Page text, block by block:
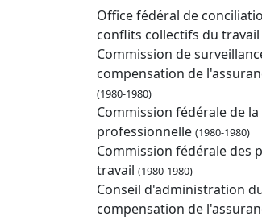
Office fédéral de
conflits collectifs du travail
Commission de
compensation de
(1980-1980)
Commission fédérale de
professionnelle (1980-1980)
Commission fédérale des
travail (1980-1980)
Conseil d'administration
compensation de